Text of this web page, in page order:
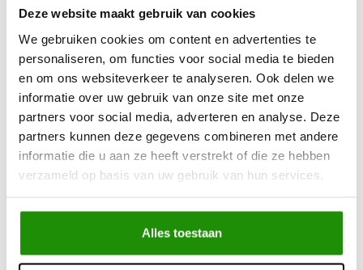
Deze website maakt gebruik van cookies
We gebruiken cookies om content en advertenties te
personaliseren, om functies voor social media te bieden
en om ons websiteverkeer te analyseren. Ook delen we
informatie over uw gebruik van onze site met onze
partners voor social media, adverteren en analyse. Deze
partners kunnen deze gegevens combineren met andere
informatie die u aan ze heeft verstrekt of die ze hebben
verzameld op basis van uw gebruik van hun services.
Alles toestaan
Brake Rebuild Kit
€76,86
GP Large Cam Gear
€70,25